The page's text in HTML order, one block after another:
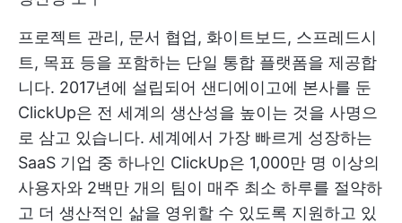
프로젝트 관리, 문서 협업, 화이트보드, 스프레드시
트, 목표 등을 포함하는 단일 통합 플랫폼을 제공합
니다. 2017년에 설립되어 샌디에이고에 본사를 둔
ClickUp은 전 세계의 생산성을 높이는 것을 사명으
로 삼고 있습니다. 세계에서 가장 빠르게 성장하는
SaaS 기업 중 하나인 ClickUp은 1,000만 명 이상의
사용자와 2백만 개의 팀이 매주 최소 하루를 절약하
고 더 생산적인 삶을 영위할 수 있도록 지원하고 있